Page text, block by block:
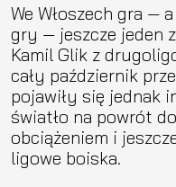
We Włoszech gra —
gry — jeszcze jeden
Kamil Glik z
cały październik
pojawiły się jednak
światło na powrót
obciążeniem i
ligowe boiska.